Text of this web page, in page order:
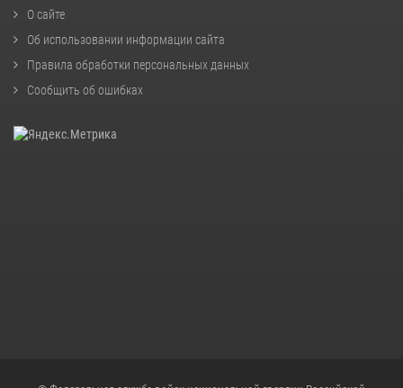
О сайте
Об использовании информации сайта
Правила обработки персональных данных
Сообщить об ошибках